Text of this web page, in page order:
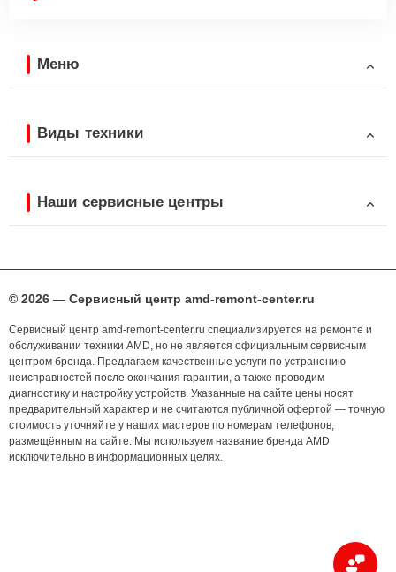
Меню
Виды техники
Наши сервисные центры
© 2026 — Сервисный центр amd-remont-center.ru
Сервисный центр amd-remont-center.ru специализируется на ремонте и
обслуживании техники AMD, но не является официальным сервисным
центром бренда. Предлагаем качественные услуги по устранению
неисправностей после окончания гарантии, а также проводим
диагностику и настройку устройств. Указанные на сайте цены носят
предварительный характер и не считаются публичной офертой — точную
стоимость уточняйте у наших мастеров по номерам телефонов,
размещённым на сайте. Мы используем название бренда AMD
исключительно в информационных целях.